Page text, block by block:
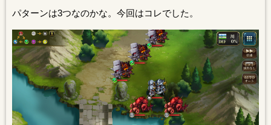
パターンは3つなのかな。今回はコレでした。